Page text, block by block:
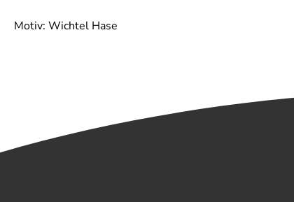
Motiv: Wichtel Hase